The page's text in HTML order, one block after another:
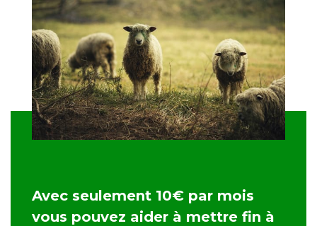
Avec seulement 10€ par mois
vous pouvez aider à mettre fin à